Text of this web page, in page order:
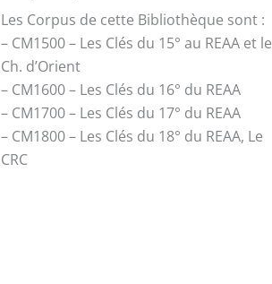
Les Corpus de cette Bibliothèque sont :
– CM1500 – Les Clés du 15° au REAA et le
Ch. d’Orient
– CM1600 – Les Clés du 16° du REAA
– CM1700 – Les Clés du 17° du REAA
– CM1800 – Les Clés du 18° du REAA, Le
CRC